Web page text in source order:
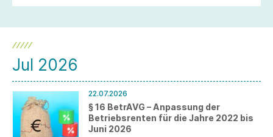
Jul 2026
22.07.2026
§ 16 BetrAVG – Anpassung der
Betriebsrenten für die Jahre 2022 bis
Juni 2026